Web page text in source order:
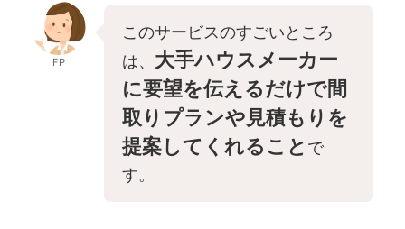
FP
このサービスのすごいところ
は、 大手ハウスメーカー
に要望を伝えるだけで間
取りプランや見積もりを
提案してくれること で
す。